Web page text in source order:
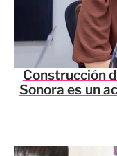
Construcción
Sonora es un